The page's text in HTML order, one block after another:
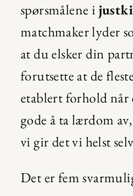
spørsmålene i
matchmaker lyder
at du elsker din
forutsette at de
etablert forhold når
gode å ta lærdom
vi gir det vi helst
Det er fem